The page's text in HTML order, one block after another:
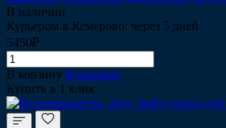
В наличии
Курьером в Кемерово: через 5 дней
5450₽
В корзину В корзине
Купить в 1 клик